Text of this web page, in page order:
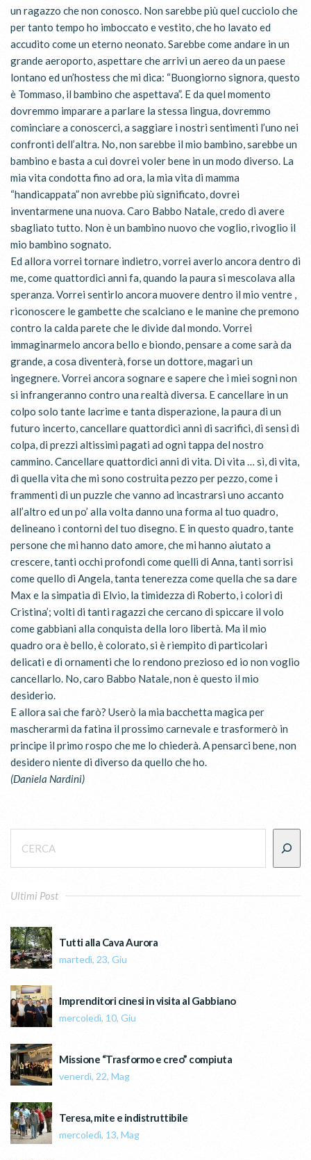
un ragazzo che non conosco. Non sarebbe più quel cucciolo che
per tanto tempo ho imboccato e vestito, che ho lavato ed
accudito come un eterno neonato. Sarebbe come andare in un
grande aeroporto, aspettare che arrivi un aereo da un paese
lontano ed un’hostess che mi dica: “Buongiorno signora, questo
è Tommaso, il bambino che aspettava”. E da quel momento
dovremmo imparare a parlare la stessa lingua, dovremmo
cominciare a conoscerci, a saggiare i nostri sentimenti l’uno nei
confronti dell’altra. No, non sarebbe il mio bambino, sarebbe un
bambino e basta a cui dovrei voler bene in un modo diverso. La
mia vita condotta fino ad ora, la mia vita di mamma
“handicappata” non avrebbe più significato, dovrei
inventarmene una nuova. Caro Babbo Natale, credo di avere
sbagliato tutto. Non è un bambino nuovo che voglio, rivoglio il
mio bambino sognato.
Ed allora vorrei tornare indietro, vorrei averlo ancora dentro di
me, come quattordici anni fa, quando la paura si mescolava alla
speranza. Vorrei sentirlo ancora muovere dentro il mio ventre ,
riconoscere le gambette che scalciano e le manine che premono
contro la calda parete che le divide dal mondo. Vorrei
immaginarmelo ancora bello e biondo, pensare a come sarà da
grande, a cosa diventerà, forse un dottore, magari un
ingegnere. Vorrei ancora sognare e sapere che i miei sogni non
si infrangeranno contro una realtà diversa. E cancellare in un
colpo solo tante lacrime e tanta disperazione, la paura di un
futuro incerto, cancellare quattordici anni di sacrifici, di sensi di
colpa, di prezzi altissimi pagati ad ogni tappa del nostro
cammino. Cancellare quattordici anni di vita. Di vita … sì, di vita,
di quella vita che mi sono costruita pezzo per pezzo, come i
frammenti di un puzzle che vanno ad incastrarsi uno accanto
all’altro ed un po’ alla volta danno una forma al tuo quadro,
delineano i contorni del tuo disegno. E in questo quadro, tante
persone che mi hanno dato amore, che mi hanno aiutato a
crescere, tanti occhi profondi come quelli di Anna, tanti sorrisi
come quello di Angela, tanta tenerezza come quella che sa dare
Max e la simpatia di Elvio, la timidezza di Roberto, i colori di
Cristina’; volti di tanti ragazzi che cercano di spiccare il volo
come gabbiani alla conquista della loro libertà. Ma il mio
quadro ora è bello, è colorato, si è riempito di particolari
delicati e di ornamenti che lo rendono prezioso ed io non voglio
cancellarlo. No, caro Babbo Natale, non è questo il mio
desiderio.
E allora sai che farò? Userò la mia bacchetta magica per
mascherarmi da fatina il prossimo carnevale e trasformerò in
principe il primo rospo che me lo chiederà. A pensarci bene, non
desidero niente di diverso da quello che ho.
(Daniela Nardini)
Ultimi Post
Tutti alla Cava Aurora
martedì, 23, Giu
Imprenditori cinesi in visita al Gabbiano
mercoledì, 10, Giu
Missione “Trasformo e creo” compiuta
venerdì, 22, Mag
Teresa, mite e indistruttibile
mercoledì, 13, Mag